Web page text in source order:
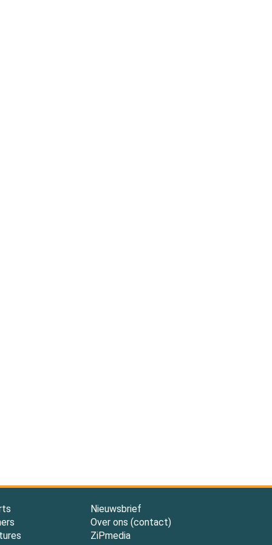
Nieuwsbrief
Over ons (contact)
ZiPmedia